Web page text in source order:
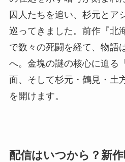
囚人たちを追い、杉元とア
巡ってきました。前作『北
で数々の死闘を経て、物語
へ。金塊の謎の核心に迫る
面、そして杉元・鶴見・土
を開けます。
配信はいつから？新